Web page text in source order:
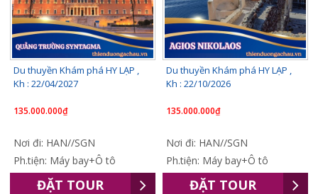
Du thuyền Khám phá HY LẠP ,
Kh : 22/04/2027
135.000.000₫
Nơi đi: HAN//SGN
Ph.tiện: Máy bay+Ô tô
ĐẶT TOUR
Du thuyền Khám phá HY LẠP ,
Kh : 22/10/2026
135.000.000₫
Nơi đi: HAN//SGN
Ph.tiện: Máy bay+Ô tô
ĐẶT TOUR